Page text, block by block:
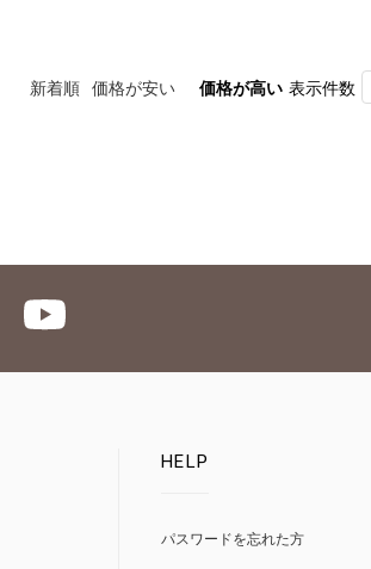
新着順 価格が安い 価格が高い 表示件数
HELP
パスワードを忘れた方